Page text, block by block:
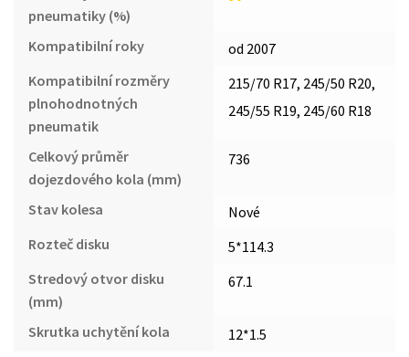
pneumatiky (%)
Kompatibilní roky
od 2007
Kompatibilní rozměry
plnohodnotných
pneumatik
215/70 R17, 245/50 R20,
245/55 R19, 245/60 R18
Celkový průměr
dojezdového kola (mm)
736
Stav kolesa
Nové
Rozteč disku
5*114.3
Stredový otvor disku
(mm)
67.1
Skrutka uchytění kola 12*1.5